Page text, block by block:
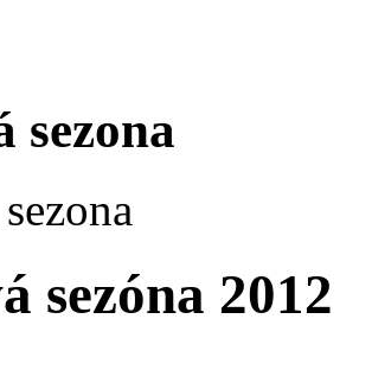
sezona
sezóna 2012